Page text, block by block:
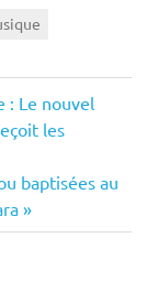
: Le nouvel
les
baptisées au